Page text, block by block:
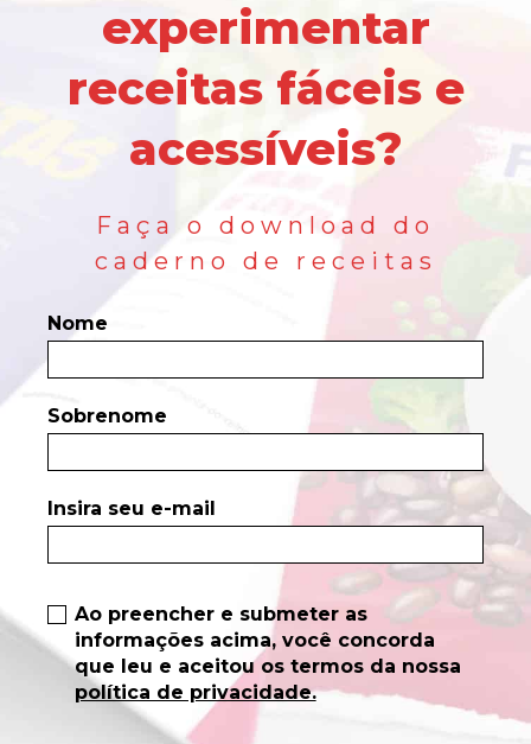
experimentar
receitas fáceis e
acessíveis?
Faça o download do
caderno de receitas